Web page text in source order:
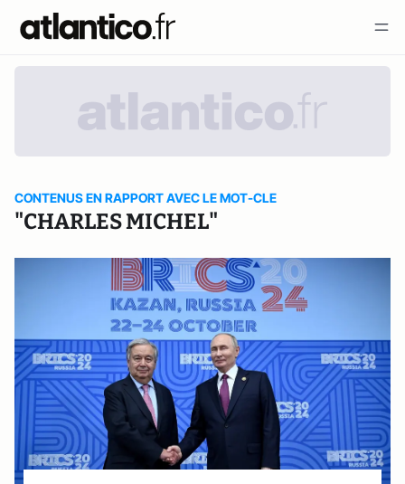
CONTENUS EN RAPPORT AVEC LE MOT-CLE
"CHARLES MICHEL"